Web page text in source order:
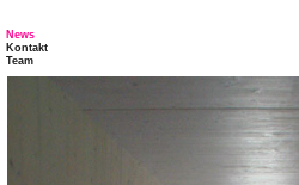
News
Kontakt
Team